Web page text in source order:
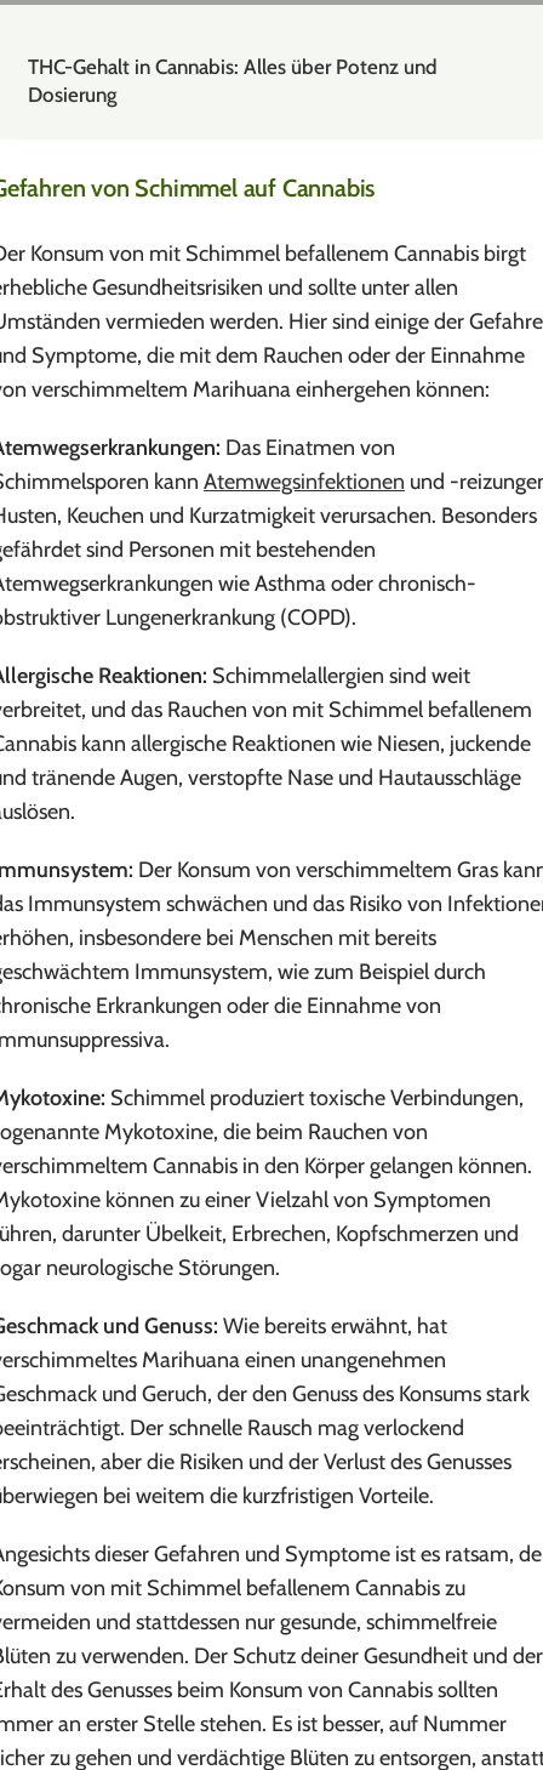
THC-Gehalt in Cannabis: Alles über Potenz und
Dosierung
von Schimmel auf Cannabis
Konsum von mit Schimmel befallenem Cannabis birgt
Gesundheitsrisiken und sollte unter allen
vermieden werden. Hier sind einige der
Symptome, die mit dem Rauchen oder der Einnahme
verschimmeltem Marihuana einhergehen können:
Das Einatmen von
kann Atemwegsinfektionen und -
Keuchen und Kurzatmigkeit verursachen. Besonders
sind Personen mit bestehenden
wie Asthma oder chronisch-
Lungenerkrankung (COPD).
Reaktionen: Schimmelallergien sind weit
und das Rauchen von mit Schimmel befallenem
kann allergische Reaktionen wie Niesen, juckende
tränende Augen, verstopfte Nase und Hautausschläge
Der Konsum von verschimmeltem Gras
Immunsystem schwächen und das Risiko von
insbesondere bei Menschen mit bereits
Immunsystem, wie zum Beispiel durch
Erkrankungen oder die Einnahme von
Schimmel produziert toxische Verbindungen,
Mykotoxine, die beim Rauchen von
Cannabis in den Körper gelangen können.
können zu einer Vielzahl von Symptomen
darunter Übelkeit, Erbrechen, Kopfschmerzen und
neurologische Störungen.
und Genuss: Wie bereits erwähnt, hat
Marihuana einen unangenehmen
und Geruch, der den Genuss des Konsums stark
Der schnelle Rausch mag verlockend
aber die Risiken und der Verlust des Genusses
bei weitem die kurzfristigen Vorteile.
dieser Gefahren und Symptome ist es ratsam,
von mit Schimmel befallenem Cannabis zu
und stattdessen nur gesunde, schimmelfreie
zu verwenden. Der Schutz deiner Gesundheit und der
des Genusses beim Konsum von Cannabis sollten
an erster Stelle stehen. Es ist besser, auf Nummer
zu gehen und verdächtige Blüten zu entsorgen,